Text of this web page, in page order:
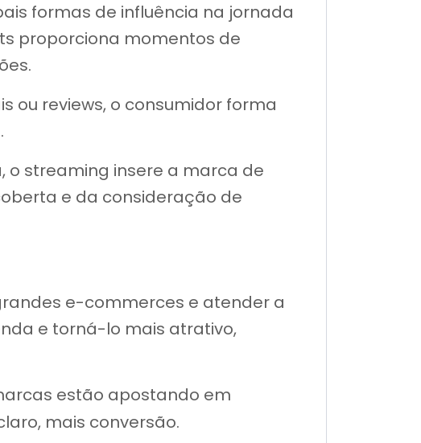
formas de influência na jornada
proporciona momentos de
ou reviews, o consumidor forma
o streaming insere a marca de
e da consideração de
e-commerces e atender a
e torná-lo mais atrativo,
estão apostando em
mais conversão.